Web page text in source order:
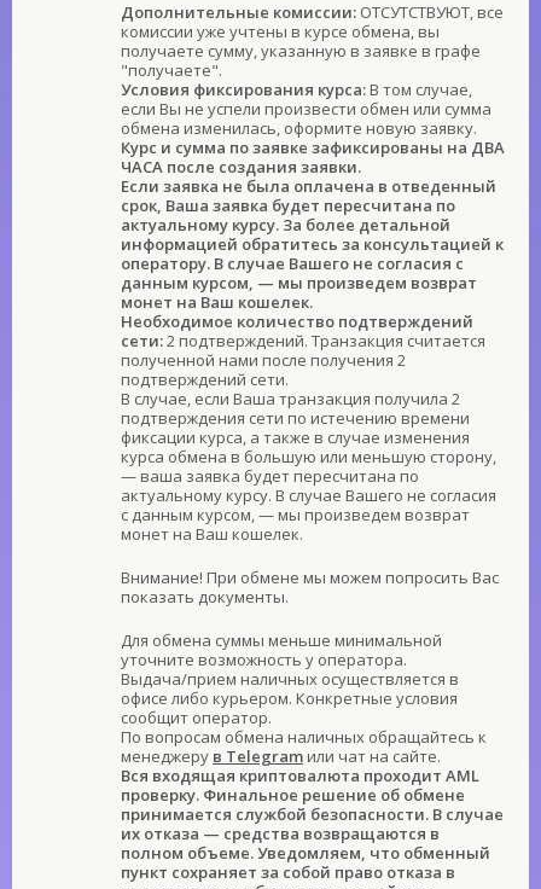
Дополнительные комиссии: ОТСУТСТВУЮТ, все
комиссии уже учтены в курсе обмена, вы
получаете сумму, указанную в заявке в графе
"получаете".
Условия фиксирования курса: В том случае,
если Вы не успели произвести обмен или сумма
обмена изменилась, оформите новую заявку.
Курс и сумма по заявке зафиксированы на ДВА
ЧАСА после создания заявки.
Если заявка не была оплачена в отведенный
срок, Ваша заявка будет пересчитана по
актуальному курсу. За более детальной
информацией обратитесь за консультацией к
оператору. В случае Вашего не согласия с
данным курсом, — мы произведем возврат
монет на Ваш кошелек.
Необходимое количество подтверждений
сети:2 подтверждений. Транзакция считается
полученной нами после получения 2
подтверждений сети.
В случае, если Ваша транзакция получила 2
подтверждения сети по истечению времени
фиксации курса, а также в случае изменения
курса обмена в большую или меньшую сторону,
— ваша заявка будет пересчитана по
актуальному курсу. В случае Вашего не согласия
с данным курсом, — мы произведем возврат
монет на Ваш кошелек.
Внимание! При обмене мы можем попросить Вас
показать документы.
Для обмена суммы меньше минимальной
уточните возможность у оператора.
Выдача/прием наличных осуществляется в
офисе либо курьером. Конкретные условия
сообщит оператор.
По вопросам обмена наличных обращайтесь к
менеджеру в Telegram или чат на сайте.
Вся входящая криптовалюта проходит AML
проверку. Финальное решение об обмене
принимается службой безопасности. В случае
их отказа — средства возвращаются в
полном объеме. Уведомляем, что обменный
пункт сохраняет за собой право отказа в